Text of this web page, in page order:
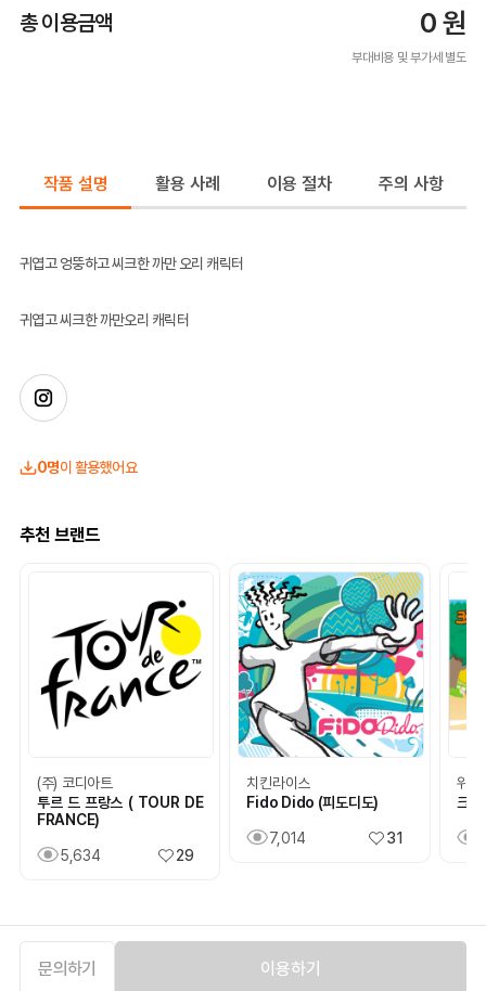
총 이용금액 0 원
부대비용 및 부가세 별도
문의하기 이용하기
작품 설명 활용 사례 이용 절차 주의 사항
귀엽고 엉뚱하고 씨크한 까만 오리 캐릭터
귀엽고 씨크한 까만오리 캐릭터
0명이 활용했어요
추천 브랜드
(주) 코디아트
투르 드 프랑스 ( TOUR DE
FRANCE)
5,634 29
치킨라이스
Fido Dido (피도디도)
7,014 31
위츠
크리